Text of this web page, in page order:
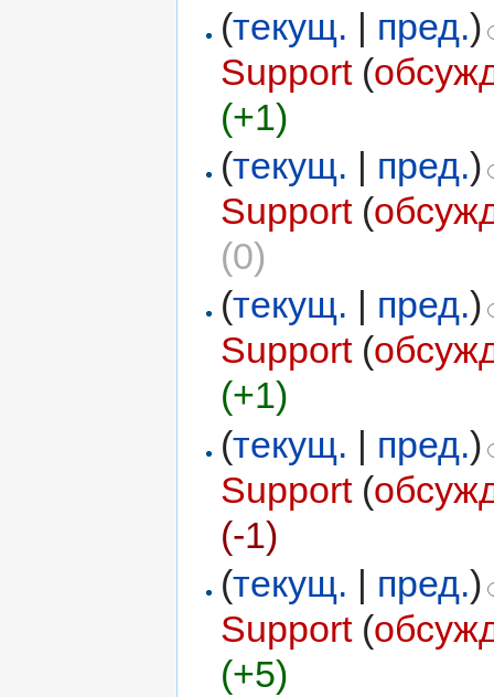
(текущ. | пред.)
Support (
(+1)
(текущ. | пред.)
Support (
(0)
(текущ. пред.)
Support (
(+1)
(текущ. | пред.)
Support (
(-1)
(текущ. | пред.)
Support (
(+5)